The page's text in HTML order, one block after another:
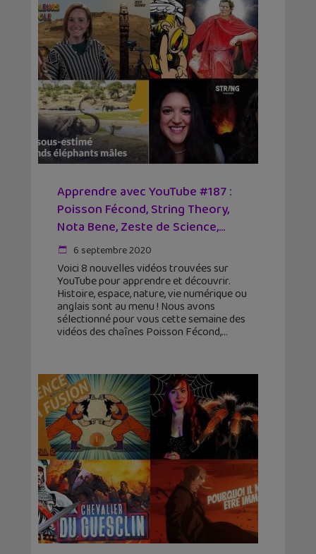
Apprendre avec YouTube #187 :
Poisson Fécond, String Theory,
Nota Bene, Zeste de Science,...
6 septembre 2020
Voici 8 nouvelles vidéos trouvées sur
YouTube pour apprendre et découvrir.
Histoire, espace, nature, vie numérique ou
anglais sont au menu ! Nous avons
sélectionné pour vous cette semaine des
vidéos des chaînes Poisson Fécond,